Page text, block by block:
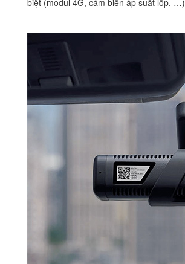
biệt (modul 4G, cảm biến áp suất lốp, …)